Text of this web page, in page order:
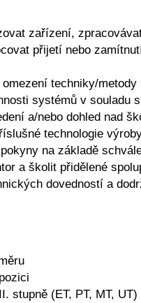
zařízení,
přijetí nebo
techniky/metody
systémů v souladu
a/nebo dohled nad
technologie
na základě
a školit přidělené
dovedností a
stupně (ET, PT, MT, UT)